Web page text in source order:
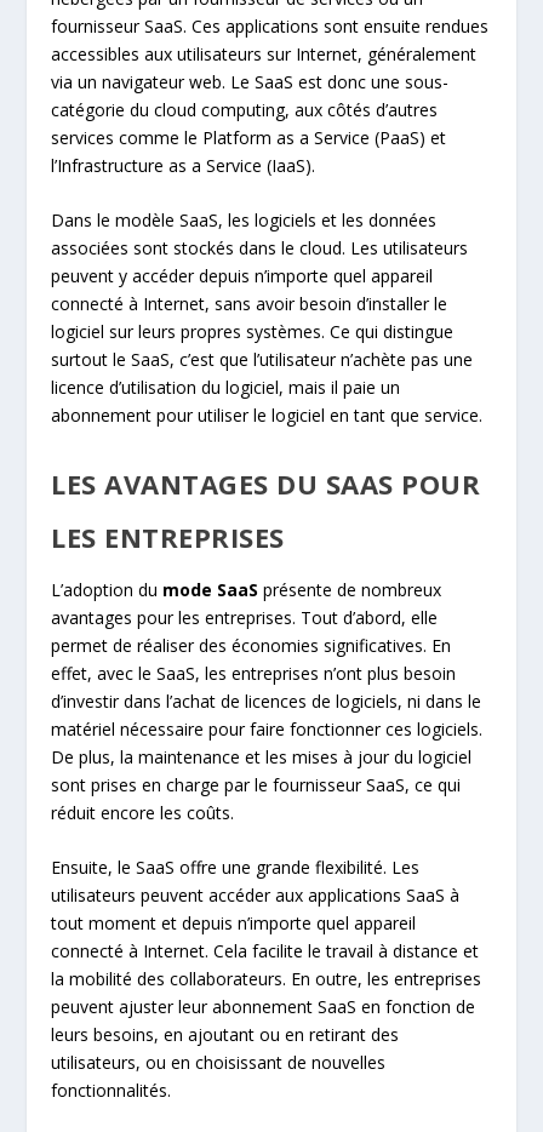
fournisseur SaaS. Ces applications sont ensuite rendues
accessibles aux utilisateurs sur Internet, généralement
via un navigateur web. Le SaaS est donc une sous-
catégorie du cloud computing, aux côtés d’autres
services comme le Platform as a Service (PaaS) et
l’Infrastructure as a Service (IaaS).
Dans le modèle SaaS, les logiciels et les données
associées sont stockés dans le cloud. Les utilisateurs
peuvent y accéder depuis n’importe quel appareil
connecté à Internet, sans avoir besoin d’installer le
logiciel sur leurs propres systèmes. Ce qui distingue
surtout le SaaS, c’est que l’utilisateur n’achète pas une
licence d’utilisation du logiciel, mais il paie un
abonnement pour utiliser le logiciel en tant que service.
LES AVANTAGES DU SAAS POUR
LES ENTREPRISES
L’adoption du mode SaaS présente de nombreux
avantages pour les entreprises. Tout d’abord, elle
permet de réaliser des économies significatives. En
effet, avec le SaaS, les entreprises n’ont plus besoin
d’investir dans l’achat de licences de logiciels, ni dans le
matériel nécessaire pour faire fonctionner ces logiciels.
De plus, la maintenance et les mises à jour du logiciel
sont prises en charge par le fournisseur SaaS, ce qui
réduit encore les coûts.
Ensuite, le SaaS offre une grande flexibilité. Les
utilisateurs peuvent accéder aux applications SaaS à
tout moment et depuis n’importe quel appareil
connecté à Internet. Cela facilite le travail à distance et
la mobilité des collaborateurs. En outre, les entreprises
peuvent ajuster leur abonnement SaaS en fonction de
leurs besoins, en ajoutant ou en retirant des
utilisateurs, ou en choisissant de nouvelles
fonctionnalités.